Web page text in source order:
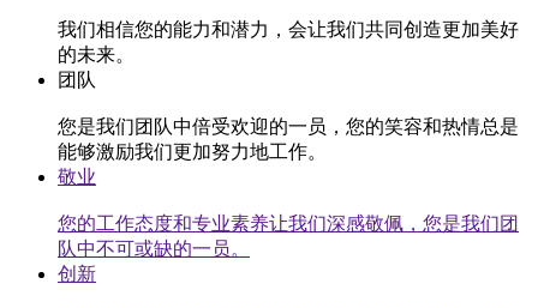
我们相信您的能力和潜力，会让我们共同创造更加美好
的未来。
团队
您是我们团队中倍受欢迎的一员，您的笑容和热情总是
能够激励我们更加努力地工作。
敬业
您的工作态度和专业素养让我们深感敬佩，您是我们团
队中不可或缺的一员。
创新